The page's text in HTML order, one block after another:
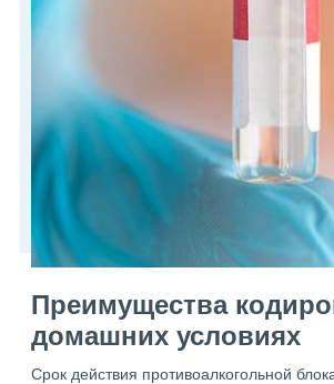
Преимущества
домашних условиях
Срок действия противоалкогольной